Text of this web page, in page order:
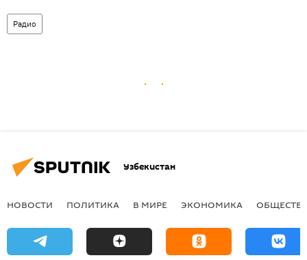
Радио
Узбекистан
НОВОСТИ ПОЛИТИКА В МИРЕ ЭКОНОМИКА